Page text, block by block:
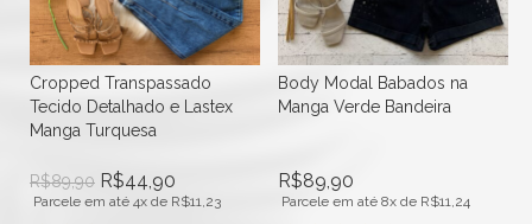
Cropped Transpassado
Tecido Detalhado e Lastex
Manga Turquesa
R$89,90 R$44,90
Parcele em até 4x de R$11,23
Body Modal Babados na
Manga Verde Bandeira
R$89,90
Parcele em até 8x de R$11,24